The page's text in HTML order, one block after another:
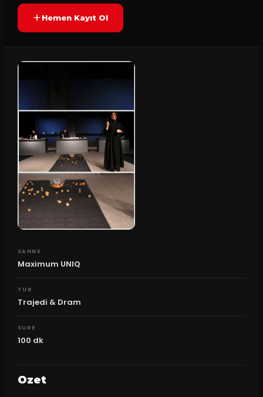
Hemen Kayıt Ol
SAHNE
Maximum UNIQ
TUR
Trajedi & Dram
SURE
100 dk
Ozet